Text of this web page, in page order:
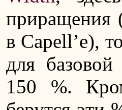
приращения
в Capell’е),
для
150 %.